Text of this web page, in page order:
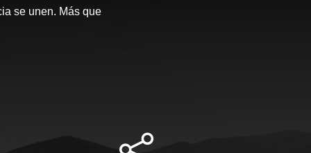
se unen. Más que